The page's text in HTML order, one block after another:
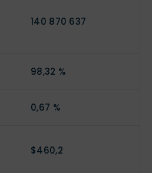
140 870 637
98,32 %
0,67 %
$460,2